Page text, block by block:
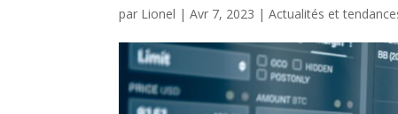
par Lionel |Avr 7, 2023 |Actualités et